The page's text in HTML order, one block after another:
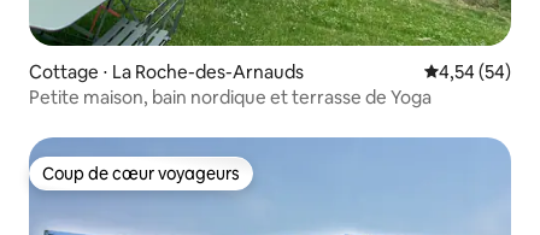
Cottage ⋅ La Roche-des-Arnauds Évaluation
4,54 (54)
Petite maison, bain nordique et terrasse de Yoga
Coup de cœur voyageurs
Coup de cœur voyageurs